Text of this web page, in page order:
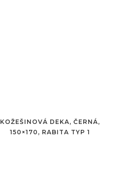
KOŽEŠINOVÁ DEKA, ČERNÁ,
150×170, RABITA TYP 1